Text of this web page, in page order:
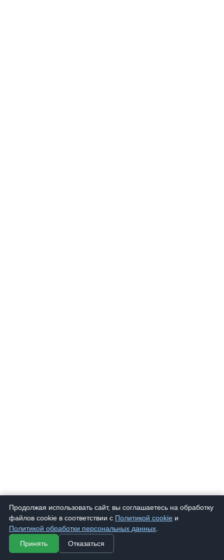
1523 Очки корригирующие "Glodiatr" G 1523 407 ₽
Продолжая использовать сайт, вы соглашаетесь на обработку
файлов cookie в соответствии с Политикой cookie и
Политикой обработки персональных данных
Принять
Отказаться